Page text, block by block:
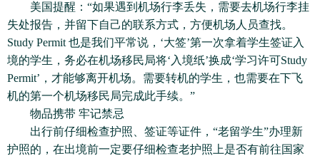
美国提醒：“如果遇到机场行李丢失，需要去机场行李挂
失处报告，并留下自己的联系方式，方便机场人员查找。
Study Permit 也是我们平常说，‘大签’第一次拿着学生签证入
境的学生，务必在机场移民局将‘入境纸’换成‘学习许可Study
Permit’，才能够离开机场。需要转机的学生，也需要在下飞
机的第一个机场移民局完成此手续。”
物品携带 牢记禁忌
出行前仔细检查护照、签证等证件，“老留学生”办理新
护照的，在出境前一定要仔细检查老护照上是否有前往国家